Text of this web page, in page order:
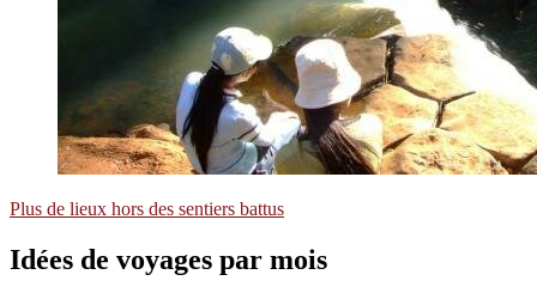
Plus de lieux hors des sentiers battus
Idées de voyages par mois